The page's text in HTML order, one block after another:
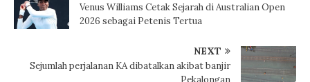
Venus Williams Cetak Sejarah di Australian Open
2026 sebagai Petenis Tertua
NEXT
Sejumlah perjalanan KA dibatalkan akibat banjir
Pekalongan